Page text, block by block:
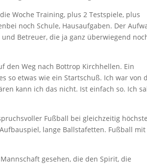
Woche Training, plus 2 Testspiele, plus
noch Schule, Hausaufgaben. Der
Betreuer, die ja ganz überwiegend
den Weg nach Bottrop Kirchhellen. Ein
so etwas wie ein Startschuß. Ich war von
kann ich das nicht. Ist einfach so. Ich
Fußball bei gleichzeitig
lange Ballstafetten. Fußball mit
gesehen, die den Spirit, die